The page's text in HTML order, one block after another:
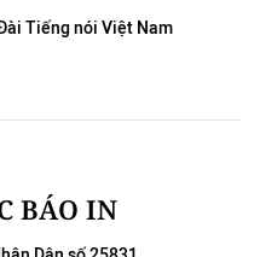
Tiếng nói Việt Nam
BÁO IN